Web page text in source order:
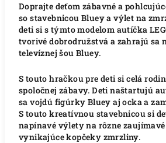
Doprajte deťom zábavné a
so stavebnicou Bluey a výlet na
deti si s týmto modelom autíčka
tvorivé dobrodružstvá a zahrajú sa
televíznej šou Bluey.
S touto hračkou pre deti si celá
spoločnej zábavy. Deti naštartujú
sa vojdú figúrky Bluey aj ocka a
S touto kreatívnou stavebnicou si
napínavé výlety na rôzne
vynikajúce kopčeky zmrzliny.